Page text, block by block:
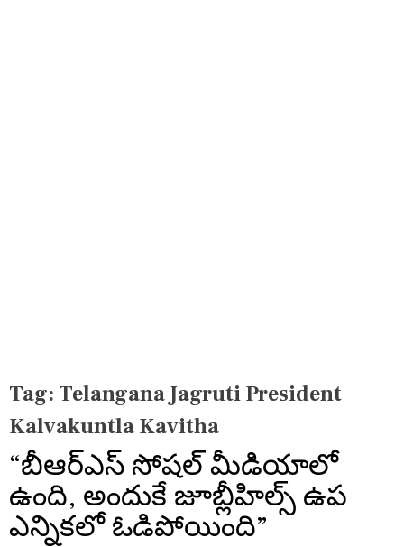
Tag: Telangana Jagruti President
Kalvakuntla Kavitha
“బీఆర్ఎస్ సోషల్ మీడియాలో
ఉంది, అందుకే జూబ్లీహిల్స్‌ ఉప
ఎన్నికలో ఓడిపోయింది”